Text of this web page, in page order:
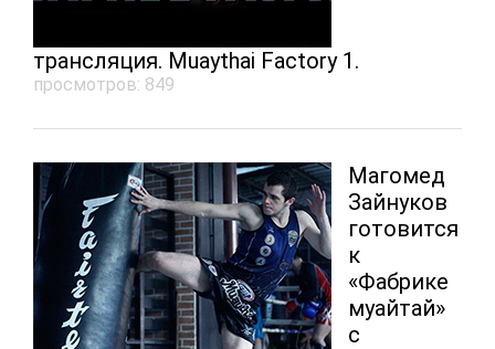
трансляция. Muaythai Factory 1.
просмотров: 849
Магомед
Зайнуков
готовится
к
«Фабрике
муайтай»
с